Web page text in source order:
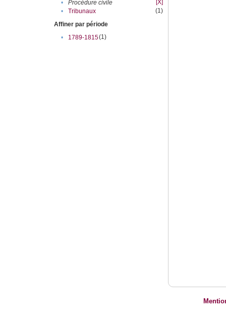
•
Procédure civile
[X]
•
Tribunaux
(1)
Affiner par période
•
1789-1815(1)